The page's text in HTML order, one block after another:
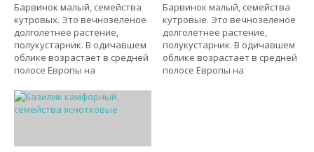
Барвинок малый, семейства
кутровых. Это вечнозеленое
долголетнее растение,
полукустарник. В одичавшем
облике возрастает в средней
полосе Европы на
Барвинок малый, семейства
кутровые. Это вечнозеленое
долголетнее растение,
полукустарник. В одичавшем
облике возрастает в средней
полосе Европы на